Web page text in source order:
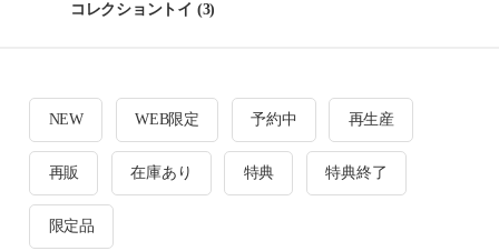
コレクショントイ (3)
NEW WEB限定 予約中 再生産
再販 在庫あり 特典 特典終了
限定品